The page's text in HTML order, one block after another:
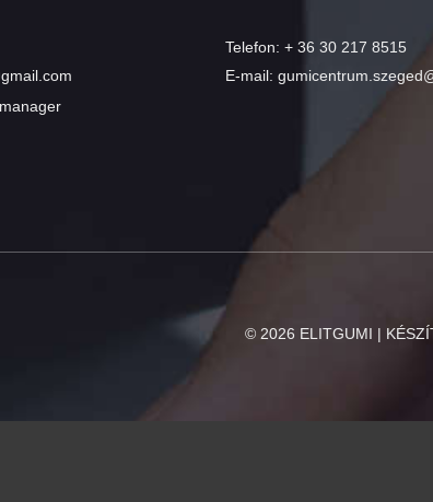
Telefon: + 36 30 217 8515
E-mail:
© 2026 ELITGUMI |